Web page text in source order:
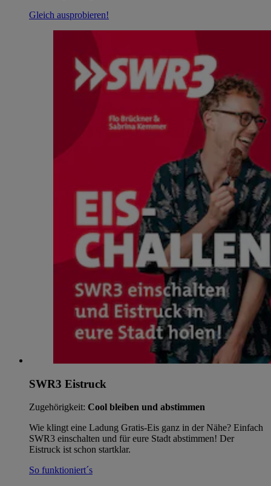
Gleich ausprobieren!
SWR3 Eistruck
Zugehörigkeit: Cool bleiben und abstimmen
Wie klingt eine Ladung Gratis-Eis ganz in der Nähe? Einfach
SWR3 einschalten und für eure Stadt abstimmen! Der
Eistruck ist schon startklar.
So funktioniert´s